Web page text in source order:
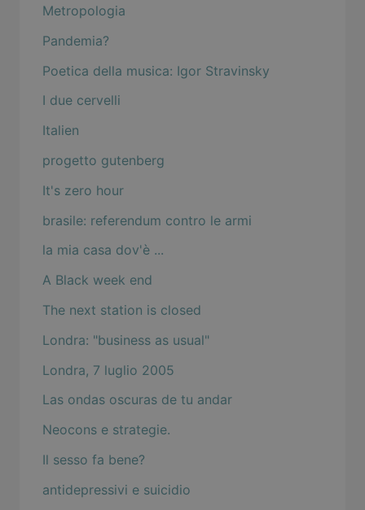
Metropologia
Pandemia?
Poetica della musica: Igor Stravinsky
I due cervelli
Italien
progetto gutenberg
It's zero hour
brasile: referendum contro le armi
la mia casa dov'è ...
A Black week end
The next station is closed
Londra: "business as usual"
Londra, 7 luglio 2005
Las ondas oscuras de tu andar
Neocons e strategie.
Il sesso fa bene?
antidepressivi e suicidio